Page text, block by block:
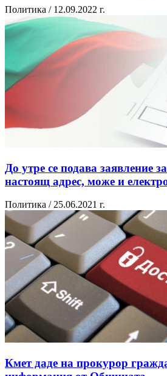
Политика / 12.09.2022 г.
До утре се подава заявление
настоящ адрес, може и
Политика / 25.06.2021 г.
Кмет даде на прокурор